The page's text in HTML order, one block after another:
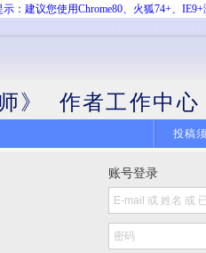
示：建议您使用Chrome80、火狐74+、
师》 作者工作中心
投稿
账号登录